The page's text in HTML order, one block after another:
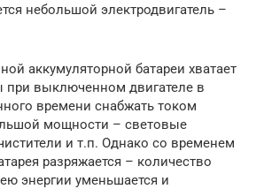
небольшой электродвигатель –
аккумуляторной батареи хватает
при выключенном двигателе в
времени снабжать током
мощности – световые
и т.п. Однако со временем
разряжается – количество
энергии уменьшается и